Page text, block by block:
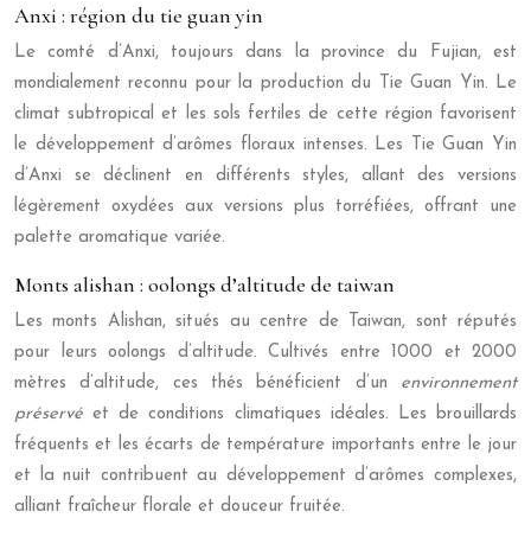
Anxi : région du tie guan yin
Le comté d’Anxi, toujours dans la province du Fujian, est
mondialement reconnu pour la production du Tie Guan Yin. Le
climat subtropical et les sols fertiles de cette région favorisent
le développement d’arômes floraux intenses. Les Tie Guan Yin
d’Anxi se déclinent en différents styles, allant des versions
légèrement oxydées aux versions plus torréfiées, offrant une
palette aromatique variée.
Monts alishan : oolongs d’altitude de taiwan
Les monts Alishan, situés au centre de Taiwan, sont réputés
pour leurs oolongs d’altitude. Cultivés entre 1000 et 2000
mètres d’altitude, ces thés bénéficient d’un environnement
préservéet de conditions climatiques idéales. Les brouillards
fréquents et les écarts de température importants entre le jour
et la nuit contribuent au développement d’arômes complexes,
alliant fraîcheur florale et douceur fruitée.